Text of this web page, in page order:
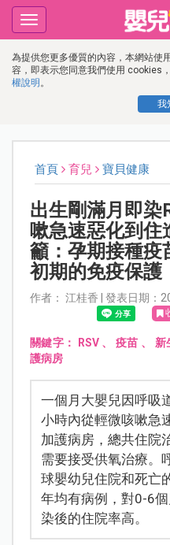
為提供您更多優質的內容，本網站使
容，即表示您同意我們使用 cookies
權說明 。
我
Toggle
navigation
首頁 育兒 寶貝健康
出生剛滿月即染
嗽急速惡化到住
籲：孕期接種疫
初期的免疫保護
作者： 江桂香 | 發表日期：
關鍵字： RSV、疫苗 、 新
護病房
一個月大嬰兒因呼吸
小時內從輕微咳嗽急
加護病房，總共住院
需要接受供氧治療。
球嬰幼兒住院和死亡
年均有病例，對0-6
染後的住院率高。